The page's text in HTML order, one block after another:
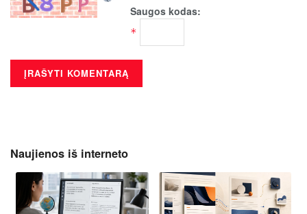
Saugos kodas:
*
Naujienos iš interneto